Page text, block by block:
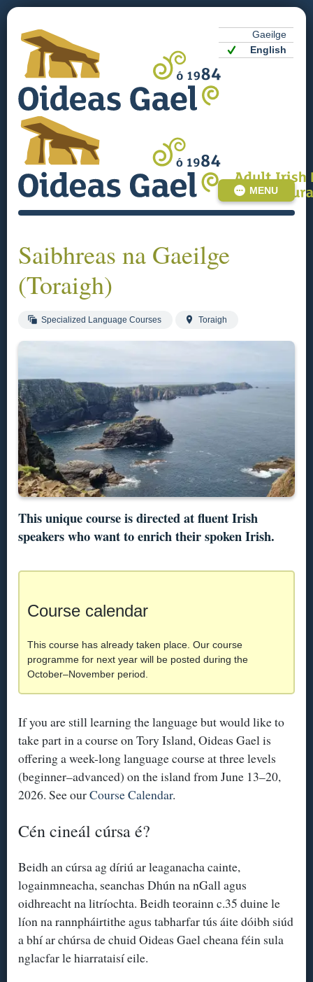
Gaeilge
English
MENU
Saibhreas na Gaeilge
(Toraigh)
Specialized Language Courses Toraigh
This unique course is directed at fluent Irish
speakers who want to enrich their spoken Irish.
Course calendar
This course has already taken place. Our course
programme for next year will be posted during the
October–November period.
If you are still learning the language but would like to
take part in a course on Tory Island, Oideas Gael is
offering a week-long language course at three levels
(beginner–advanced) on the island from June 13–20,
2026. See ourCourse Calendar.
Cén cineál cúrsa é?
Beidh an cúrsa ag díriú ar leaganacha cainte,
logainmneacha, seanchas Dhún na nGall agus
oidhreacht na litríochta. Beidh teorainn c.35 duine le
líon na rannpháirtithe agus tabharfar tús áite dóibh siúd
a bhí ar chúrsa de chuid Oideas Gael cheana féin sula
nglacfar le hiarrataisí eile.